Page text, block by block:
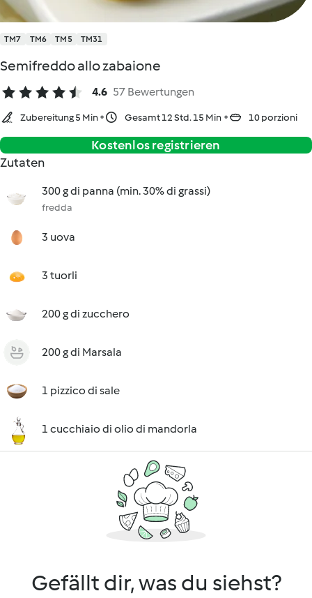
TM7 TM6 TM5 TM31
Semifreddo allo zabaione
4.6 57 Bewertungen
Zubereitung 5 Min Gesamt 12 Std. 15 Min 10 porzioni
Kostenlos registrieren
Zutaten
300 g di panna (min. 30% di grassi)
fredda
3 uova
3 tuorli
200 g di zucchero
200 g di Marsala
1 pizzico di sale
1 cucchiaio di olio di mandorla
Gefällt dir, was du siehst?